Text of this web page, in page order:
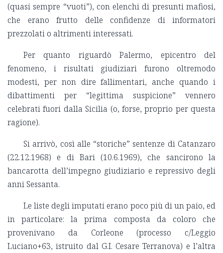
(quasi sempre “vuoti”), con elenchi di presunti mafiosi,
che erano frutto delle confidenze di informatori
prezzolati o altrimenti interessati.
Per quanto riguardò Palermo, epicentro del
fenomeno, i risultati giudiziari furono oltremodo
modesti, per non dire fallimentari, anche quando i
dibattimenti per “legittima suspicione” vennero
celebrati fuori dalla Sicilia (o, forse, proprio per questa
ragione).
Si arrivò, così alle “storiche” sentenze di Catanzaro
(22.12.1968) e di Bari (10.6.1969), che sancirono la
bancarotta dell’impegno giudiziario e repressivo degli
anni Sessanta.
Le liste degli imputati erano poco più di un paio, ed
in particolare: la prima composta da coloro che
provenivano da Corleone (processo c/Leggio
Luciano+63, istruito dal G.I. Cesare Terranova) e l’altra